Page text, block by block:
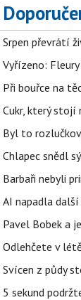
Srpen převrátí
Vyřízeno:
Při bouřce na
Cukr, který stojí
Byl to
Chlapec snědl
Barbaři nebyli
AI napadla
Pavel Bobek a
Odlehčete v
Svícen z půdy
5 sekund